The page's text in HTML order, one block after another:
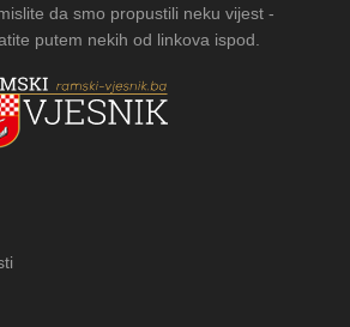
da smo propustili neku vijest -
putem nekih od linkova ispod.